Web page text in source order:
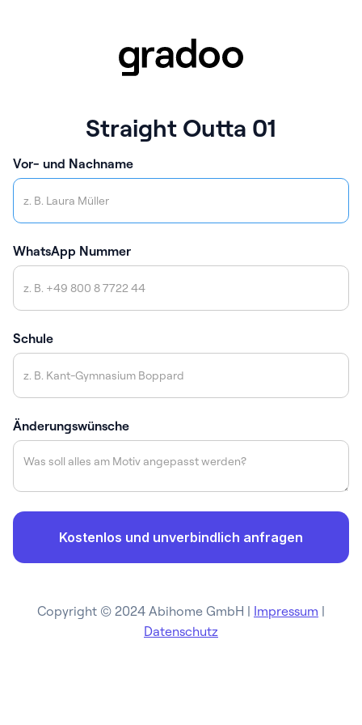
Straight Outta 01
Vor- und Nachname
WhatsApp Nummer
Schule
Änderungswünsche
Copyright © 2024 Abihome GmbH | Impressum |
Datenschutz